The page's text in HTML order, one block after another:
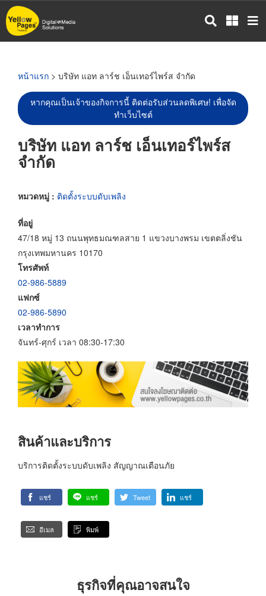
ข้าม
ไป
หน้าแรก > บริษัท แอท ลาร์ช เอ็นเทอร์ไพร์ส จำกัด
หากคุณเป็นเจ้าของกิจการนี้ ติดต่อรับส่วนลดพิเศษ! เพื่อจัด
ทำเว็บไซต์
บริษัท แอท ลาร์ช เอ็นเทอร์ไพร์ส
จำกัด
หมวดหมู่ : ติดตั้งระบบดับเพลิง
ที่อยู่
47/18 หมู่ 13 ถนนพุทธมณฑลสาย 1 แขวงบางพรม เขตตลิ่งชัน
กรุงเทพมหานคร 10170
โทรศัพท์
02-986-5889
แฟกซ์
02-986-5890
เวลาทำการ
จันทร์-ศุกร์ เวลา 08:30-17:30
สินค้าและบริการ
บริการติดตั้งระบบดับเพลิง สัญญาณเตือนภัย
แชร์ แชร์ Tweet แชร์
อีเมล พิมพ์
ธุรกิจที่คุณอาจสนใจ